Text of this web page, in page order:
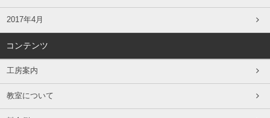
2017年4月
コンテンツ
工房案内
教室について